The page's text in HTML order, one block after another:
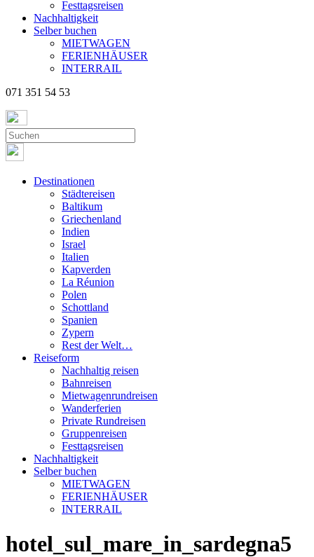
Festtagsreisen
Nachhaltigkeit
Selber buchen
MIETWAGEN
FERIENHÄUSER
INTERRAIL
071 351 54 53
Destinationen
Städtereisen
Baltikum
Griechenland
Indien
Israel
Italien
Kapverden
La Réunion
Polen
Schottland
Spanien
Zypern
Rest der Welt…
Reiseform
Nachhaltig reisen
Bahnreisen
Mietwagenrundreisen
Wanderferien
Private Rundreisen
Gruppenreisen
Festtagsreisen
Nachhaltigkeit
Selber buchen
MIETWAGEN
FERIENHÄUSER
INTERRAIL
hotel_sul_mare_in_sardegna5